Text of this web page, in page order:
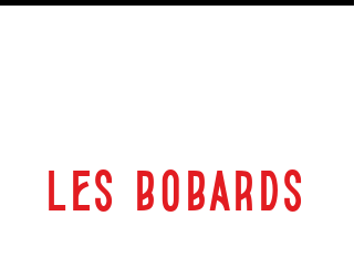
LES BOBARDS